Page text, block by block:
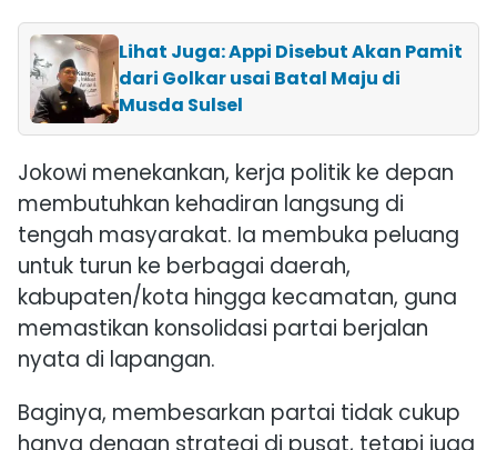
Lihat Juga: Appi Disebut Akan Pamit
dari Golkar usai Batal Maju di
Musda Sulsel
Jokowi menekankan, kerja politik ke depan
membutuhkan kehadiran langsung di
tengah masyarakat. Ia membuka peluang
untuk turun ke berbagai daerah,
kabupaten/kota hingga kecamatan, guna
memastikan konsolidasi partai berjalan
nyata di lapangan.
Baginya, membesarkan partai tidak cukup
hanya dengan strategi di pusat, tetapi juga